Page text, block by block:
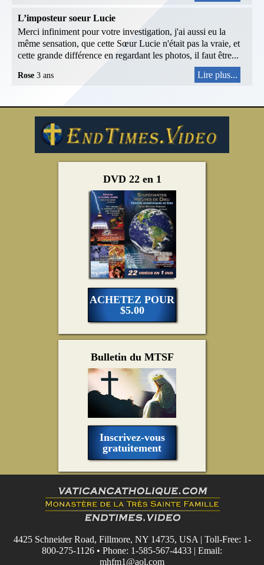
L’imposteur soeur Lucie
Merci infiniment pour votre investigation, j'ai aussi eu la
même sensation, que cette Sœur Lucie n'était pas la vraie, et
cette grande différence en regardant les photos, il faut être...
Rose 3 ans Lire plus...
DVD 22 en 1
ACHETEZ POUR
$5.00
Bulletin du MTSF
Inscrivez-vous
gratuitement
4425 Schneider Road, Fillmore, NY 14735, USA | Toll-Free: 1-
800-275-1126 • Phone: 1-585-567-4433 | Email:
mhfm1@aol.com